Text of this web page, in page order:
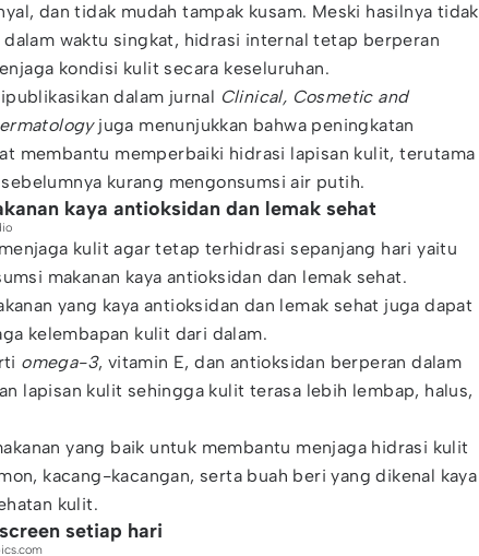
dan tidak mudah tampak kusam. Meski hasilnya tidak
waktu singkat, hidrasi internal tetap berperan
kondisi kulit secara keseluruhan.
dalam jurnal Clinical, Cosmetic and
juga menunjukkan bahwa peningkatan
membantu memperbaiki hidrasi lapisan kulit, terutama
kurang mengonsumsi air putih.
kaya antioksidan dan lemak sehat
kulit agar tetap terhidrasi sepanjang hari yaitu
makanan kaya antioksidan dan lemak sehat.
yang kaya antioksidan dan lemak sehat juga dapat
kelembapan kulit dari dalam.
omega-3, vitamin E, dan antioksidan berperan dalam
lapisan kulit sehingga kulit terasa lebih lembap, halus,
yang baik untuk membantu menjaga hidrasi kulit
kacang-kacangan, serta buah beri yang dikenal kaya
kulit.
setiap hari